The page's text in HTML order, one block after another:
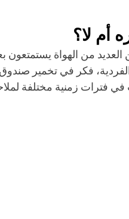
من الهواة يستمتعون
الفردية، فكر في تخمير
فترات زمنية مختلفة